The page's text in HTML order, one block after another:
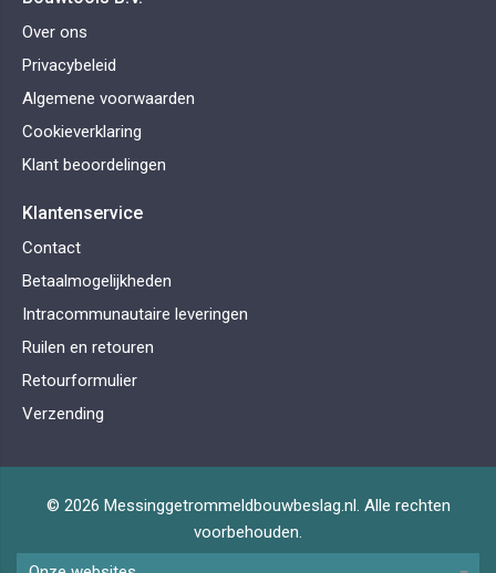
Over ons
Privacybeleid
Algemene voorwaarden
Cookieverklaring
Klant beoordelingen
Klantenservice
Contact
Betaalmogelijkheden
Intracommunautaire leveringen
Ruilen en retouren
Retourformulier
Verzending
© 2026 Messinggetrommeldbouwbeslag.nl. Alle rechten
voorbehouden.